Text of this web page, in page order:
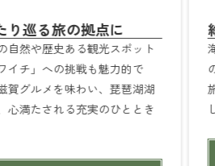
り巡る旅の拠点に
自然や歴史ある観光スポット
イチ」への挑戦も魅力的で
賀グルメを味わい、琵琶湖湖
心満たされる充実のひととき